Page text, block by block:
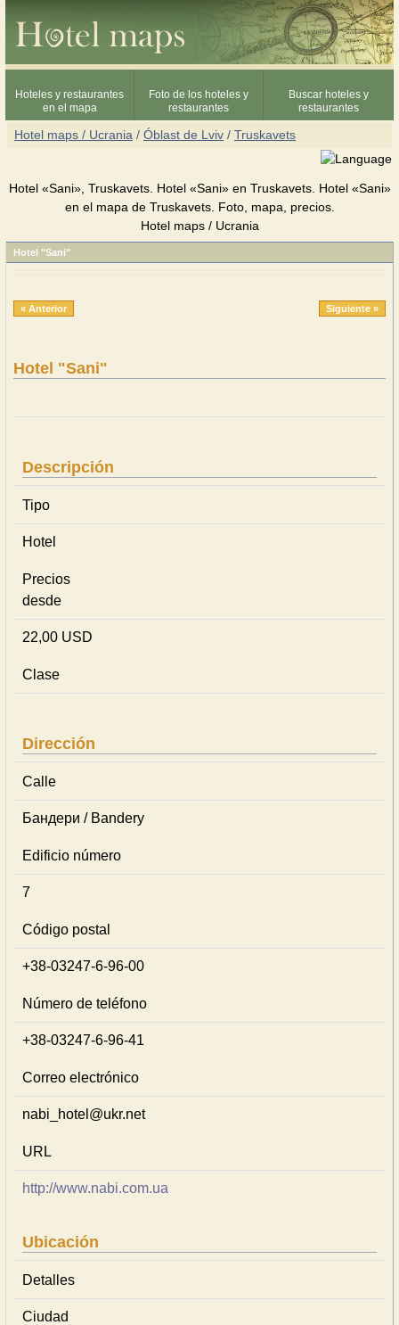
Hoteles y restaurantes
en el mapa
Foto de los hoteles y
restaurantes
Buscar hoteles y
restaurantes
Hotel maps / Ucrania / Óblast de Lviv / Truskavets
Hotel «Sani», Truskavets. Hotel «Sani» en Truskavets. Hotel «Sani»
en el mapa de Truskavets. Foto, mapa, precios.
Hotel maps / Ucrania
Hotel "Sani"
« Anterior Siguiente »
Hotel "Sani"
Descripción
Tipo
Hotel
Precios
desde
22,00 USD
Clase
Dirección
Calle
Бандери / Bandery
Edificio número
7
Código postal
+38-03247-6-96-00
Número de teléfono
+38-03247-6-96-41
Correo electrónico
nabi_hotel@ukr.net
URL
http://www.nabi.com.ua
Ubicación
Detalles
Ciudad